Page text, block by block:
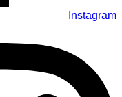
Instagram